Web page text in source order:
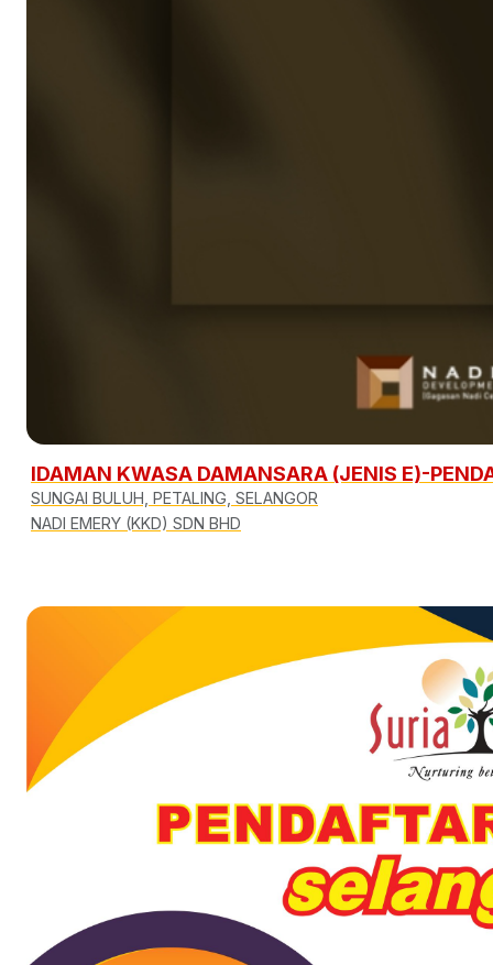
IDAMAN KWASA DAMANSARA (JENIS E)-
SUNGAI BULUH, PETALING, SELANGOR
NADI EMERY (KKD) SDN BHD